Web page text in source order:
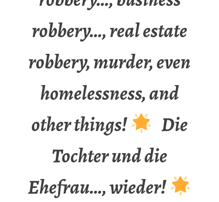
robbery…, real estate
robbery, murder, even
homelessness, and
other things!
Die
Tochter und die
Ehefrau…, wieder!